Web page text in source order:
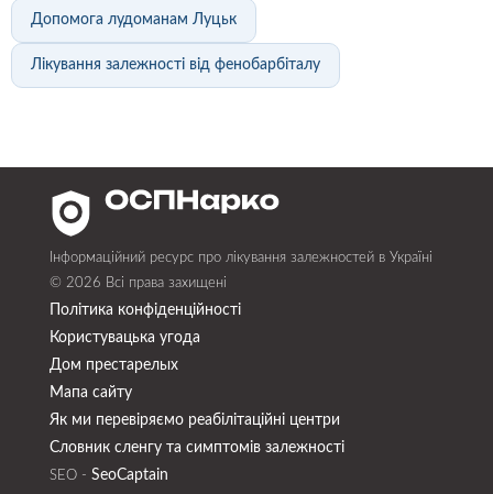
Допомога лудоманам Луцьк
Лікування залежності від фенобарбіталу
Інформаційний ресурс про лікування залежностей в Україні
© 2026 Всі права захищені
Політика конфіденційності
Користувацька угода
Дом престарелых
Мапа сайту
Як ми перевіряємо реабілітаційні центри
Словник сленгу та симптомів залежності
SEO - SeoСaptain